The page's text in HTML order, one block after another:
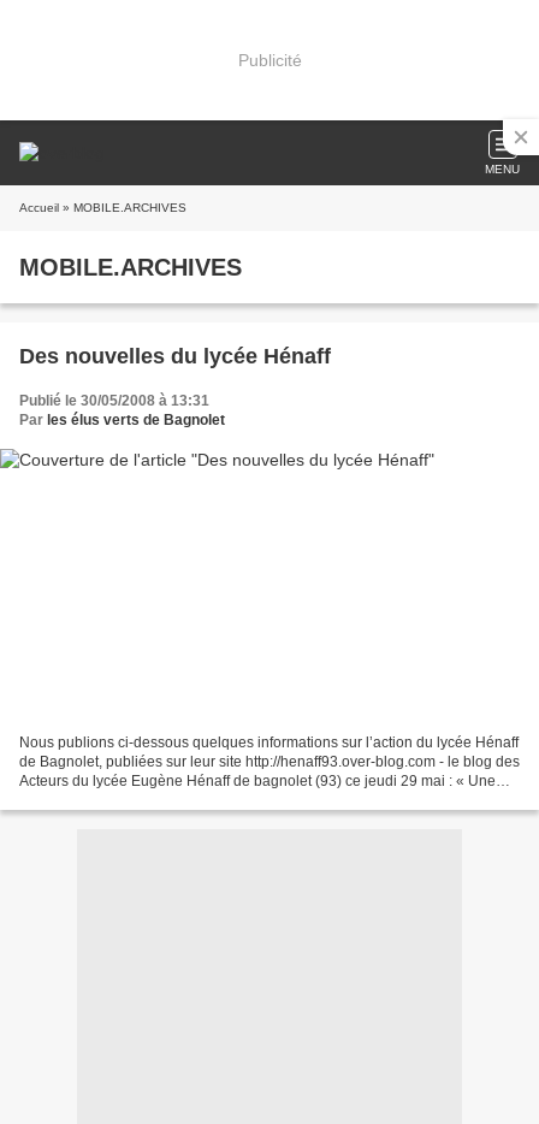
Publicité
MENU
Accueil » MOBILE.ARCHIVES
MOBILE.ARCHIVES
Des nouvelles du lycée Hénaff
Publié le 30/05/2008 à 13:31
Par les élus verts de Bagnolet
Nous publions ci-dessous quelques informations sur l’action du lycée Hénaff
de Bagnolet, publiées sur leur site http://henaff93.over-blog.com - le blog des
Acteurs du lycée Eugène Hénaff de bagnolet (93) ce jeudi 29 mai : « Une